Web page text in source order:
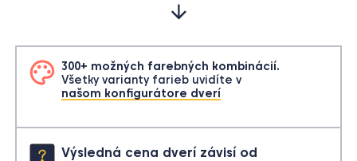
300+ možných farebných kombinácií.
Všetky varianty farieb uvidíte v
našom konfigurátore dverí
Výsledná cena dverí závisí od